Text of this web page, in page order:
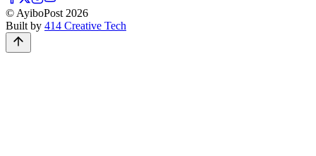
© AyiboPost2026
Built by 414 Creative Tech